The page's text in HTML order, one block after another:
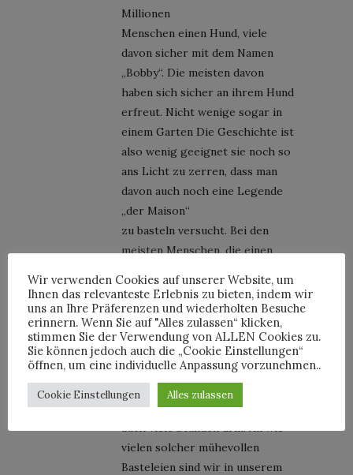
Millionen
Menschen einen Hund, viele
davon sicher mit dem Namen
„Bobby“. Die meisten davon
haben sich sicher an ihrem Hund
erfreut. Nicht wenige sogar in
einem Garten Die Geschichte ist
also wenig geeignet sie noch so
ans Licht zu zerren, dass man
davon auch noch eine Legende
„der Maison“
zu basteln versucht. Bei den
meisten Menschen, die einen
besitzen wird es sich auf ihren
Alltag auswirken und Einfluss in
ihre Arbeit oder Erzeugnisse
nehmen. Ein Glashundchen mit
einer bestickten Schluppe kann
auch als tantige Fleissarbeit
gesehen werden. Da stecken
vielen solcher mühevollen
Basteleien sind wir in unserem
Wir verwenden Cookies auf unserer Website, um
Ihnen das relevanteste Erlebnis zu bieten, indem wir
uns an Ihre Präferenzen und wiederholten Besuche
erinnern. Wenn Sie auf "Alles zulassen“ klicken,
stimmen Sie der Verwendung von ALLEN Cookies zu.
Sie können jedoch auch die „Cookie Einstellungen“
öffnen, um eine individuelle Anpassung vorzunehmen..
Cookie Einstellungen Alles zulassen